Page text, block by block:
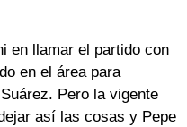
en llamar el partido con
en el área para
Pero la vigente
así las cosas y Pepe